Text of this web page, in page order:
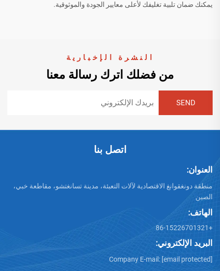
يمكنك ضمان تلبية تغليفك لأعلى معايير الجودة والموثوقية.
النشرة الإخبارية
من فضلك اترك رسالة معنا
اتصل بنا
العنوان:
منطقة دونغقوانغ الاقتصادية لآلات التعبئة، مدينة تسانغتشو، مقاطعة خبي،
الصين
الهاتف:
+86-15226701321
البريد الإلكتروني:
Company E-mail: [email protected]